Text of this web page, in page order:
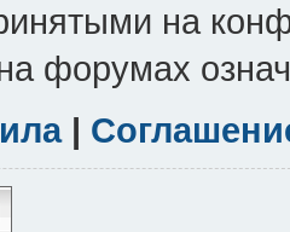
на
форумах
|